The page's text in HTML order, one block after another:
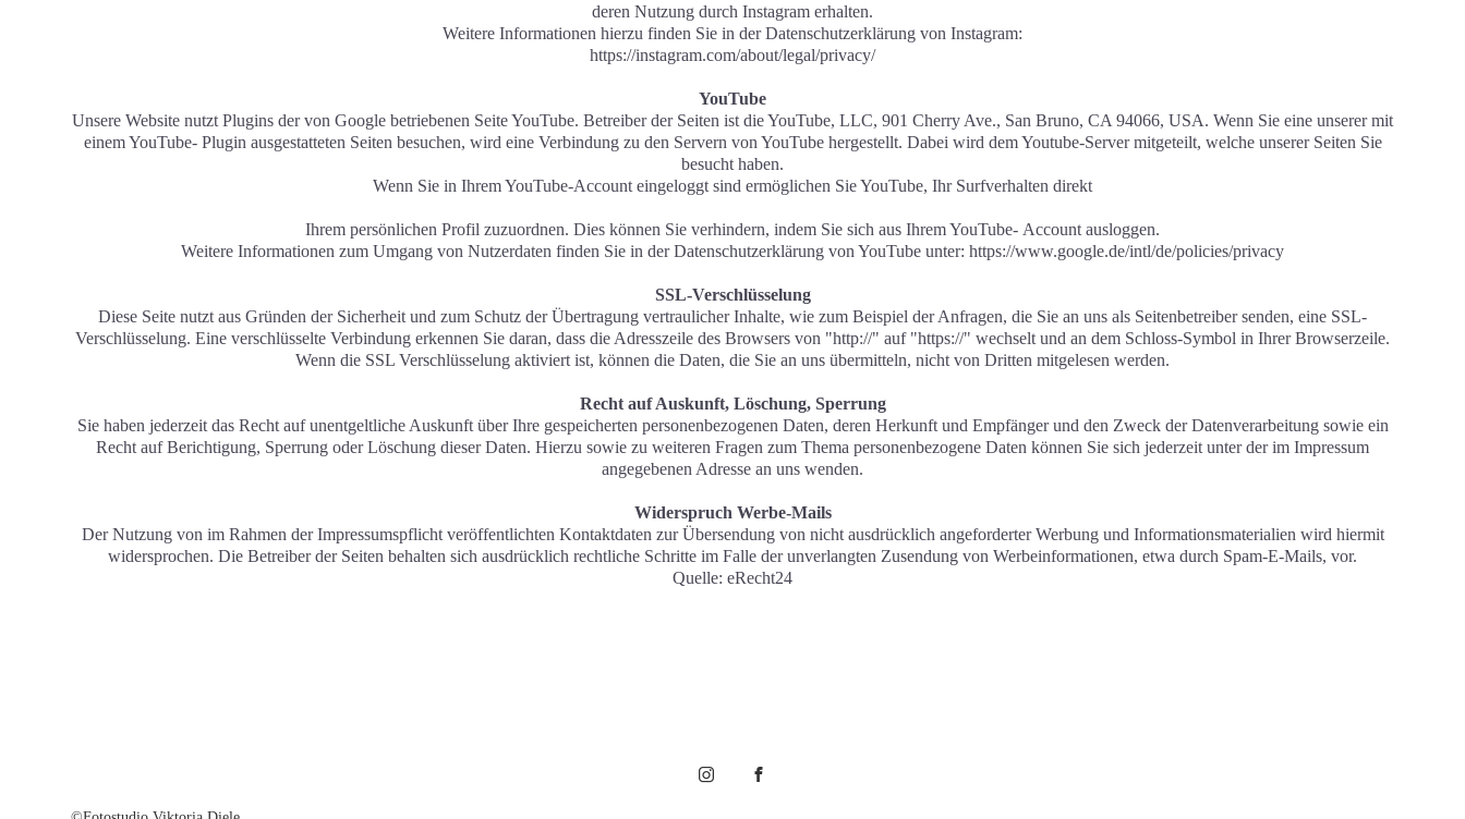
deren Nutzung durch Instagram erhalten.
Weitere Informationen hierzu finden Sie in der Datenschutzerklärung von Instagram:
https://instagram.com/about/legal/privacy/
YouTube
Unsere Website nutzt Plugins der von Google betriebenen Seite YouTube. Betreiber der Seiten ist die YouTube, LLC, 901 Cherry Ave., San Bruno, CA 94066, USA. Wenn Sie eine unserer mit
einem YouTube- Plugin ausgestatteten Seiten besuchen, wird eine Verbindung zu den Servern von YouTube hergestellt. Dabei wird dem Youtube-Server mitgeteilt, welche unserer Seiten Sie
besucht haben.
Wenn Sie in Ihrem YouTube-Account eingeloggt sind ermöglichen Sie YouTube, Ihr Surfverhalten direkt
Ihrem persönlichen Profil zuzuordnen. Dies können Sie verhindern, indem Sie sich aus Ihrem YouTube- Account ausloggen.
Weitere Informationen zum Umgang von Nutzerdaten finden Sie in der Datenschutzerklärung von YouTube unter: https://www.google.de/intl/de/policies/privacy
SSL-Verschlüsselung
Diese Seite nutzt aus Gründen der Sicherheit und zum Schutz der Übertragung vertraulicher Inhalte, wie zum Beispiel der Anfragen, die Sie an uns als Seitenbetreiber senden, eine SSL-
Verschlüsselung. Eine verschlüsselte Verbindung erkennen Sie daran, dass die Adresszeile des Browsers von "http://" auf "https://" wechselt und an dem Schloss-Symbol in Ihrer Browserzeile.
Wenn die SSL Verschlüsselung aktiviert ist, können die Daten, die Sie an uns übermitteln, nicht von Dritten mitgelesen werden.
Recht auf Auskunft, Löschung, Sperrung
Sie haben jederzeit das Recht auf unentgeltliche Auskunft über Ihre gespeicherten personenbezogenen Daten, deren Herkunft und Empfänger und den Zweck der Datenverarbeitung sowie ein
Recht auf Berichtigung, Sperrung oder Löschung dieser Daten. Hierzu sowie zu weiteren Fragen zum Thema personenbezogene Daten können Sie sich jederzeit unter der im Impressum
angegebenen Adresse an uns wenden.
Widerspruch Werbe-Mails
Der Nutzung von im Rahmen der Impressumspflicht veröffentlichten Kontaktdaten zur Übersendung von nicht ausdrücklich angeforderter Werbung und Informationsmaterialien wird hiermit
widersprochen. Die Betreiber der Seiten behalten sich ausdrücklich rechtliche Schritte im Falle der unverlangten Zusendung von Werbeinformationen, etwa durch Spam-E-Mails, vor.
Quelle: eRecht24